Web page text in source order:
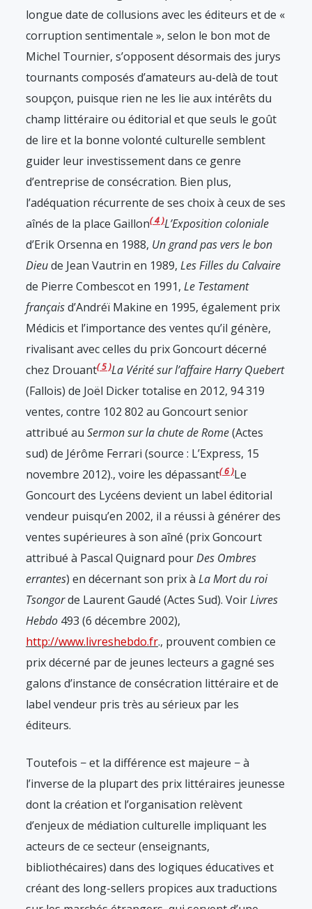
longue date de collusions avec les éditeurs et de «
corruption sentimentale », selon le bon mot de
Michel Tournier, s’opposent désormais des jurys
tournants composés d’amateurs au-delà de tout
soupçon, puisque rien ne les lie aux intérêts du
champ littéraire ou éditorial et que seuls le goût
de lire et la bonne volonté culturelle semblent
guider leur investissement dans ce genre
d’entreprise de consécration. Bien plus,
l’adéquation récurrente de ses choix à ceux de ses
aînés de la place Gaillon 4 L’Exposition coloniale
d’Erik Orsenna en 1988, Un grand pas vers le bon
Dieude Jean Vautrin en 1989, Les Filles du Calvaire
de Pierre Combescot en 1991, Le Testament
françaisd’Andréï Makine en 1995, également prix
Médicis et l’importance des ventes qu’il génère,
rivalisant avec celles du prix Goncourt décerné
chez Drouant 5 La Vérité sur l’affaire Harry Quebert
(Fallois) de Joël Dicker totalise en 2012, 94 319
ventes, contre 102 802 au Goncourt senior
attribué au Sermon sur la chute de Rome(Actes
sud) de Jérôme Ferrari (source : L’Express, 15
novembre 2012)., voire les dépassant 6 Le
Goncourt des Lycéens devient un label éditorial
vendeur puisqu’en 2002, il a réussi à générer des
ventes supérieures à son aîné (prix Goncourt
attribué à Pascal Quignard pourDes Ombres
errantes) en décernant son prix à La Mort du roi
Tsongorde Laurent Gaudé (Actes Sud). VoirLivres
Hebdo 493 (6 décembre 2002),
http://www.livreshebdo.fr., prouvent combien ce
prix décerné par de jeunes lecteurs a gagné ses
galons d’instance de consécration littéraire et de
label vendeur pris très au sérieux par les
éditeurs.
Toutefois − et la différence est majeure − à
l’inverse de la plupart des prix littéraires jeunesse
dont la création et l’organisation relèvent
d’enjeux de médiation culturelle impliquant les
acteurs de ce secteur (enseignants,
bibliothécaires) dans des logiques éducatives et
créant des long-sellers propices aux traductions